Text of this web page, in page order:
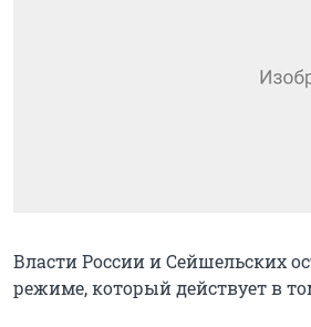
Власти России и Сейшельских
режиме, который действует в